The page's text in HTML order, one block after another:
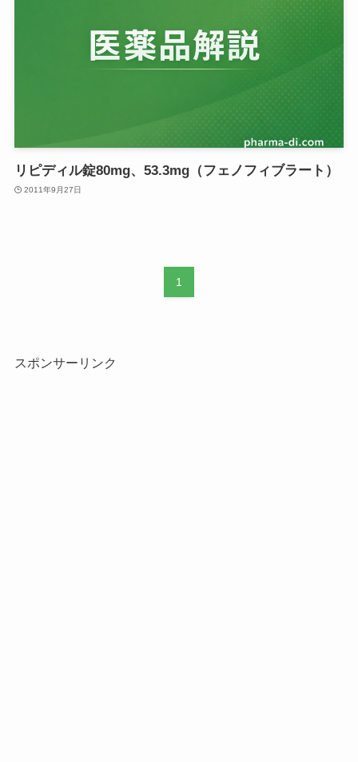
リピディル錠80mg、53.3mg（フェノフィブラート）
2011年9月27日
1
スポンサーリンク